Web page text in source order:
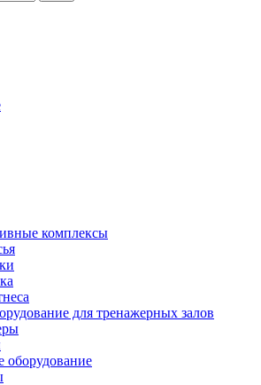
комплексы
для тренажерных залов
оборудование